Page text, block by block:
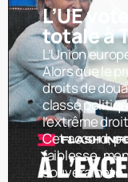
L’UE
totale à
L’Union
Alors que le
droits de
classe
l’extrême
Cet accord,
faiblesse,
souveraineté.